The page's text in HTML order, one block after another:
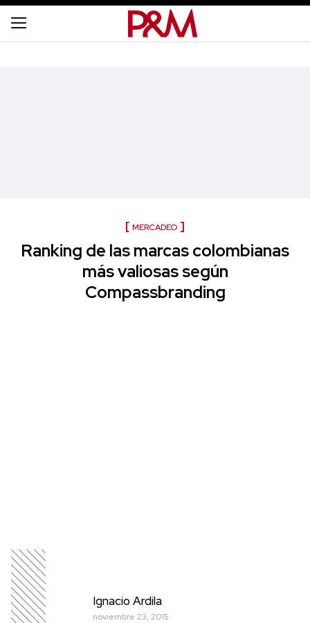
MERCADEO
Ranking de las marcas colombianas
más valiosas según
Compassbranding
Ignacio Ardila
noviembre 23, 2015